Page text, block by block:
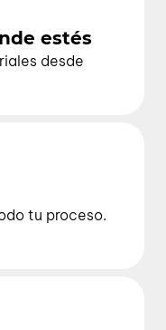
estés
desde
tu proceso.